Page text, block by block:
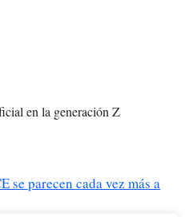
en la generación Z
se parecen cada vez más a